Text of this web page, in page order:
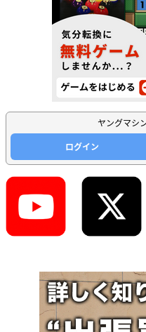
ヤングマシ
ログイン